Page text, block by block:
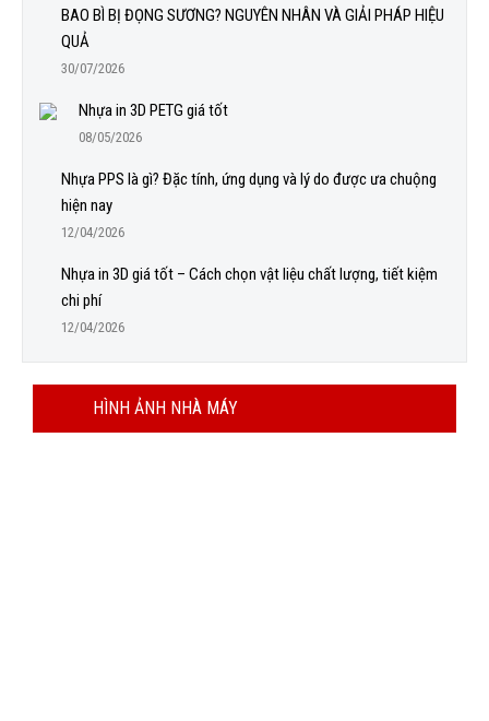
BAO BÌ BỊ ĐỌNG SƯƠNG? NGUYÊN NHÂN VÀ GIẢI PHÁP HIỆU
QUẢ
30/07/2026
Nhựa in 3D PETG giá tốt
08/05/2026
Nhựa PPS là gì? Đặc tính, ứng dụng và lý do được ưa chuộng
hiện nay
12/04/2026
Nhựa in 3D giá tốt – Cách chọn vật liệu chất lượng, tiết kiệm
chi phí
12/04/2026
HÌNH ẢNH NHÀ MÁY